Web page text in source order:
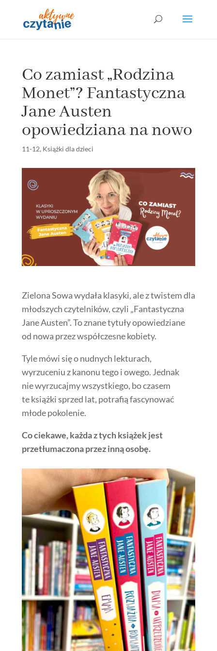
Co zamiast „Rodzina
Monet”? Fantastyczna
Jane Austen
opowiedziana na nowo
11-12, Książki dla dzieci
Zielona Sowa wydała klasyki, ale z twistem dla
młodszych czytelników, czyli „Fantastyczna
Jane Austen”. To znane tytuły opowiedziane
od nowa przez współczesne kobiety.
Tyle mówi się o nudnych lekturach,
wyrzuceniu z kanonu tego i owego. Jednak
nie wyrzucajmy wszystkiego, bo czasem
te książki sprzed lat, potrafią fascynować
młode pokolenie.
Co ciekawe, każda z tych książek jest
przetłumaczona przez inną osobę.